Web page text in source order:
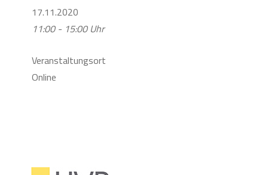
17.11.2020
11:00 - 15:00 Uhr
Veranstaltungsort
Online